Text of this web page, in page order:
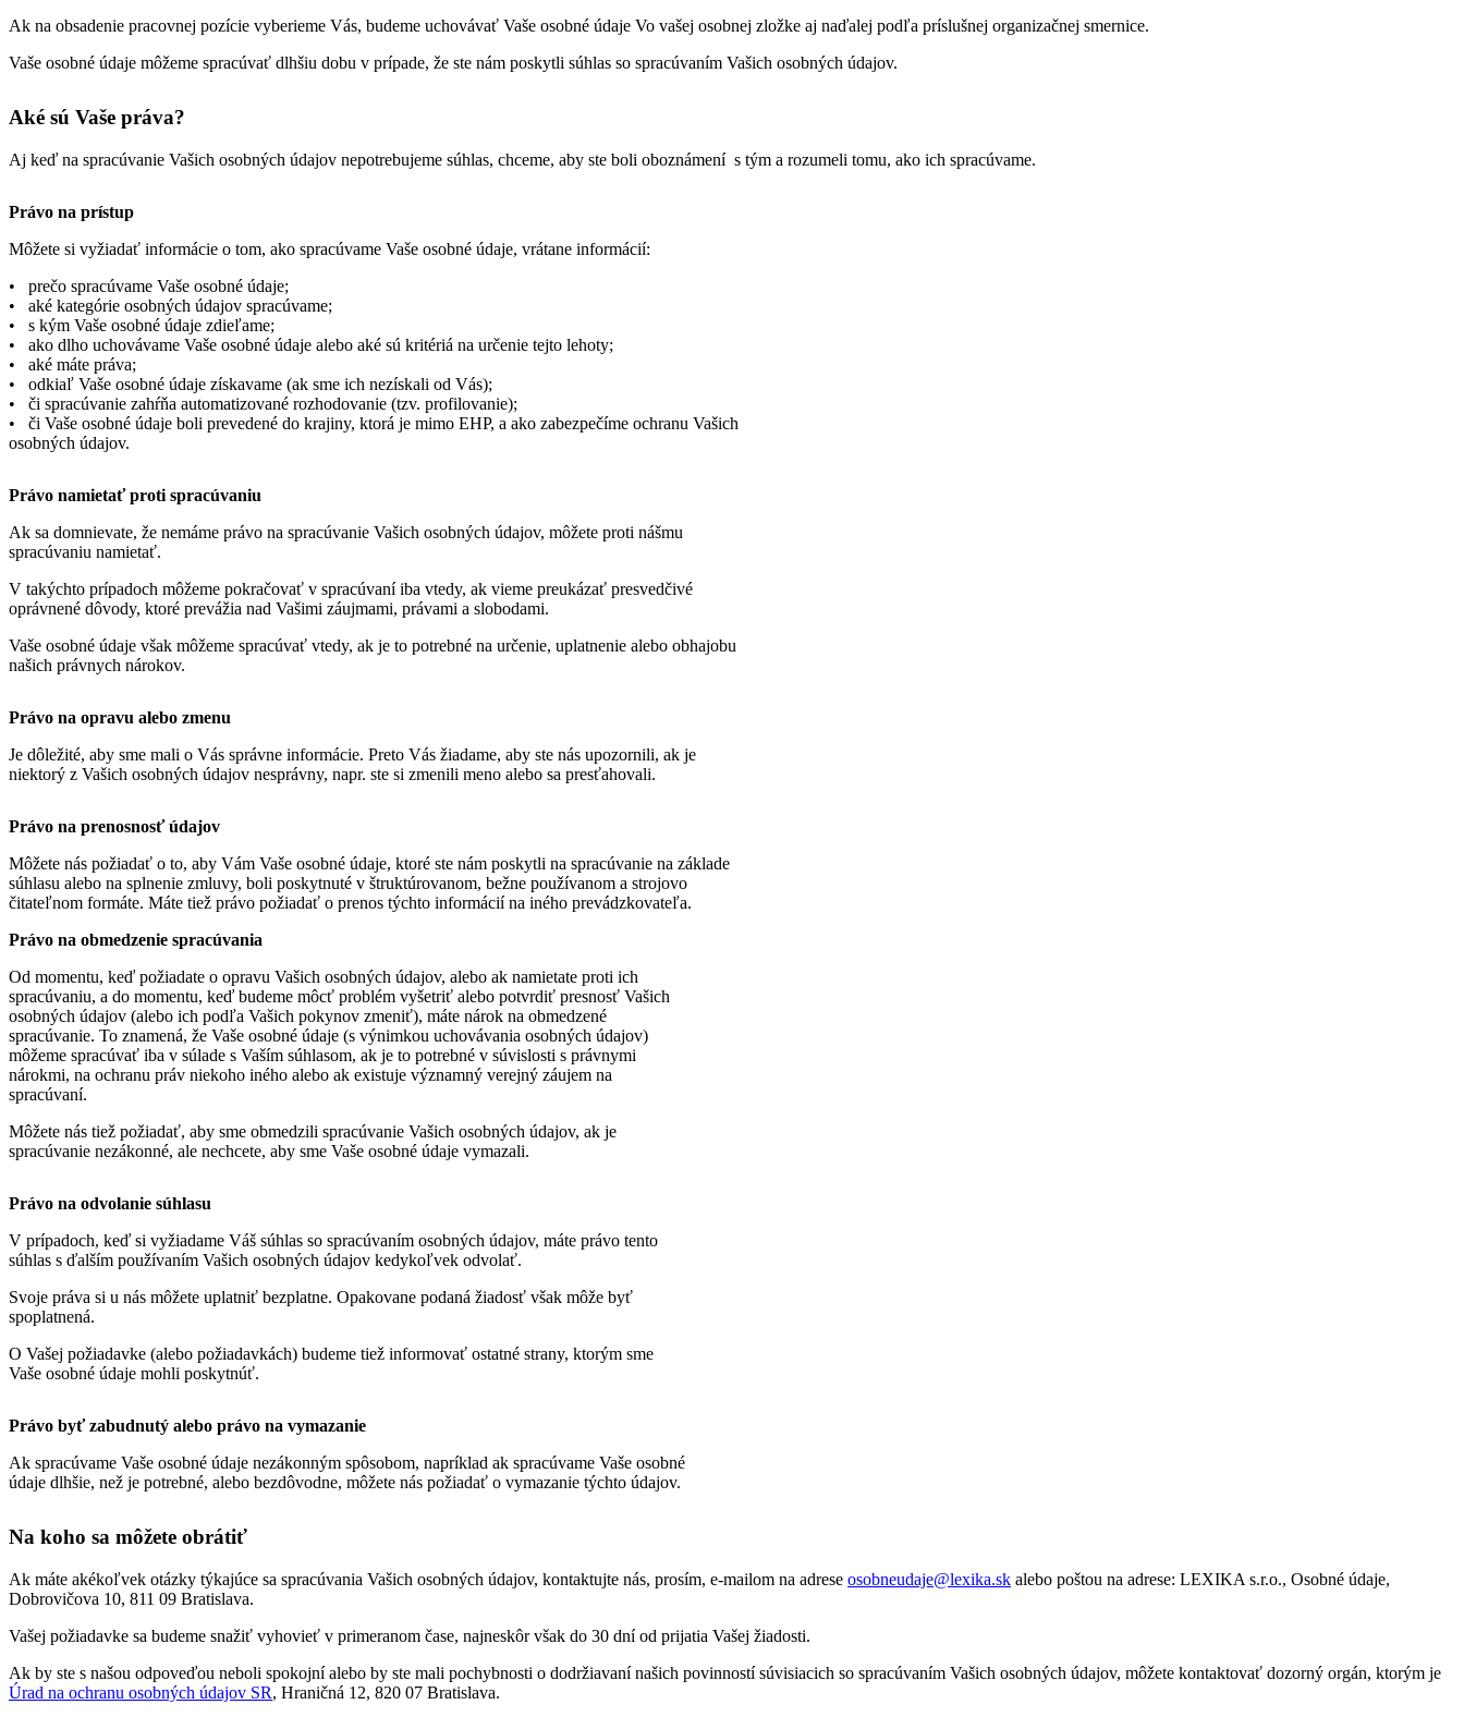
Ak na obsadenie pracovnej pozície vyberieme Vás, budeme uchovávať Vaše osobné údaje Vo vašej osobnej zložke aj naďalej podľa príslušnej organizačnej smernice.
Vaše osobné údaje môžeme spracúvať dlhšiu dobu v prípade, že ste nám poskytli súhlas so spracúvaním Vašich osobných údajov.
Aké sú Vaše práva?
Aj keď na spracúvanie Vašich osobných údajov nepotrebujeme súhlas, chceme, aby ste boli oboznámení s tým a rozumeli tomu, ako ich spracúvame.
Právo na prístup
Môžete si vyžiadať informácie o tom, ako spracúvame Vaše osobné údaje, vrátane informácií:
• prečo spracúvame Vaše osobné údaje;
• aké kategórie osobných údajov spracúvame;
• s kým Vaše osobné údaje zdieľame;
• ako dlho uchovávame Vaše osobné údaje alebo aké sú kritériá na určenie tejto lehoty;
• aké máte práva;
• odkiaľ Vaše osobné údaje získavame (ak sme ich nezískali od Vás);
• či spracúvanie zahŕňa automatizované rozhodovanie (tzv. profilovanie);
• či Vaše osobné údaje boli prevedené do krajiny, ktorá je mimo EHP, a ako zabezpečíme ochranu Vašich
osobných údajov.
Právo namietať proti spracúvaniu
Ak sa domnievate, že nemáme právo na spracúvanie Vašich osobných údajov, môžete proti nášmu
spracúvaniu namietať.
V takýchto prípadoch môžeme pokračovať v spracúvaní iba vtedy, ak vieme preukázať presvedčivé
oprávnené dôvody, ktoré prevážia nad Vašimi záujmami, právami a slobodami.
Vaše osobné údaje však môžeme spracúvať vtedy, ak je to potrebné na určenie, uplatnenie alebo obhajobu
našich právnych nárokov.
Právo na opravu alebo zmenu
Je dôležité, aby sme mali o Vás správne informácie. Preto Vás žiadame, aby ste nás upozornili, ak je
niektorý z Vašich osobných údajov nesprávny, napr. ste si zmenili meno alebo sa presťahovali.
Právo na prenosnosť údajov
Môžete nás požiadať o to, aby Vám Vaše osobné údaje, ktoré ste nám poskytli na spracúvanie na základe
súhlasu alebo na splnenie zmluvy, boli poskytnuté v štruktúrovanom, bežne používanom a strojovo
čitateľnom formáte. Máte tiež právo požiadať o prenos týchto informácií na iného prevádzkovateľa.
Právo na obmedzenie spracúvania
Od momentu, keď požiadate o opravu Vašich osobných údajov, alebo ak namietate proti ich
spracúvaniu, a do momentu, keď budeme môcť problém vyšetriť alebo potvrdiť presnosť Vašich
osobných údajov (alebo ich podľa Vašich pokynov zmeniť), máte nárok na obmedzené
spracúvanie. To znamená, že Vaše osobné údaje (s výnimkou uchovávania osobných údajov)
môžeme spracúvať iba v súlade s Vaším súhlasom, ak je to potrebné v súvislosti s právnymi
nárokmi, na ochranu práv niekoho iného alebo ak existuje významný verejný záujem na
spracúvaní.
Môžete nás tiež požiadať, aby sme obmedzili spracúvanie Vašich osobných údajov, ak je
spracúvanie nezákonné, ale nechcete, aby sme Vaše osobné údaje vymazali.
Právo na odvolanie súhlasu
V prípadoch, keď si vyžiadame Váš súhlas so spracúvaním osobných údajov, máte právo tento
súhlas s ďalším používaním Vašich osobných údajov kedykoľvek odvolať.
Svoje práva si u nás môžete uplatniť bezplatne. Opakovane podaná žiadosť však môže byť
spoplatnená.
O Vašej požiadavke (alebo požiadavkách) budeme tiež informovať ostatné strany, ktorým sme
Vaše osobné údaje mohli poskytnúť.
Právo byť zabudnutý alebo právo na vymazanie
Ak spracúvame Vaše osobné údaje nezákonným spôsobom, napríklad ak spracúvame Vaše osobné
údaje dlhšie, než je potrebné, alebo bezdôvodne, môžete nás požiadať o vymazanie týchto údajov.
Na koho sa môžete obrátiť
Ak máte akékoľvek otázky týkajúce sa spracúvania Vašich osobných údajov, kontaktujte nás, prosím, e-mailom na adrese osobneudaje@lexika.sk alebo poštou na adrese: LEXIKA s.r.o., Osobné údaje,
Dobrovičova 10, 811 09 Bratislava.
Vašej požiadavke sa budeme snažiť vyhovieť v primeranom čase, najneskôr však do 30 dní od prijatia Vašej žiadosti.
Ak by ste s našou odpoveďou neboli spokojní alebo by ste mali pochybnosti o dodržiavaní našich povinností súvisiacich so spracúvaním Vašich osobných údajov, môžete kontaktovať dozorný orgán, ktorým je
Úrad na ochranu osobných údajov SR, Hraničná 12, 820 07 Bratislava.